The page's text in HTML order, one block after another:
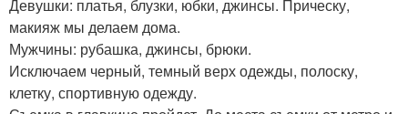
Девушки: платья, блузки, юбки, джинсы. Прическу,
макияж мы делаем дома.
Мужчины: рубашка, джинсы, брюки.
Исключаем черный, темный верх одежды, полоску,
клетку, спортивную одежду.